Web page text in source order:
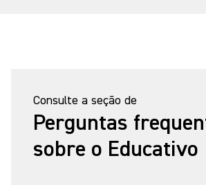
Consulte a seção de
Perguntas
sobre o Educativo